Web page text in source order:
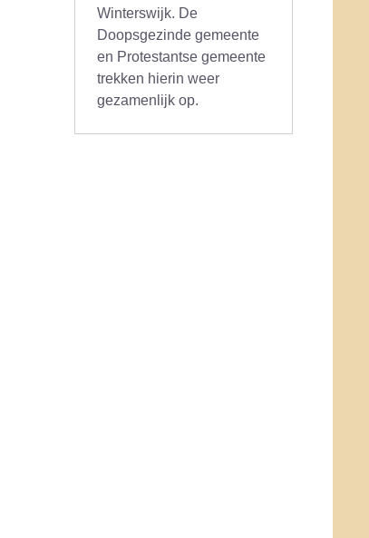
Winterswijk. De
Doopsgezinde gemeente
en Protestantse gemeente
trekken hierin weer
gezamenlijk op.